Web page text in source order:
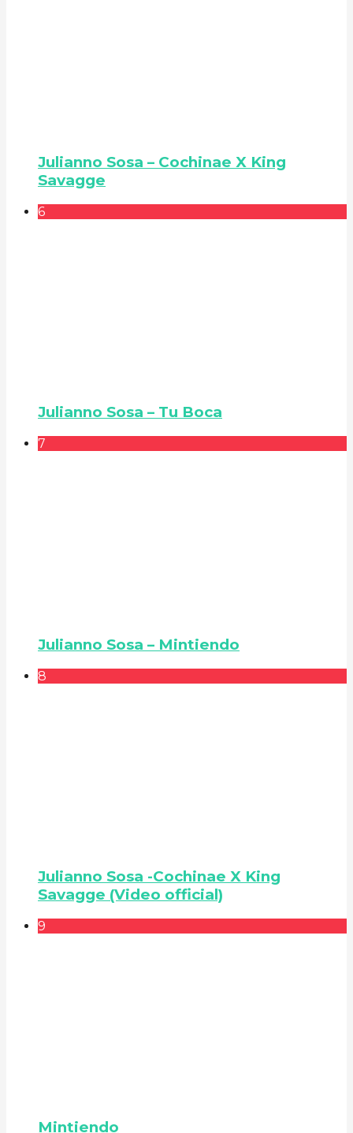
Julianno Sosa – Cochinae X King
Savagge
6
Julianno Sosa – Tu Boca
7
Julianno Sosa – Mintiendo
8
Julianno Sosa -Cochinae X King
Savagge (Video official)
9
Mintiendo